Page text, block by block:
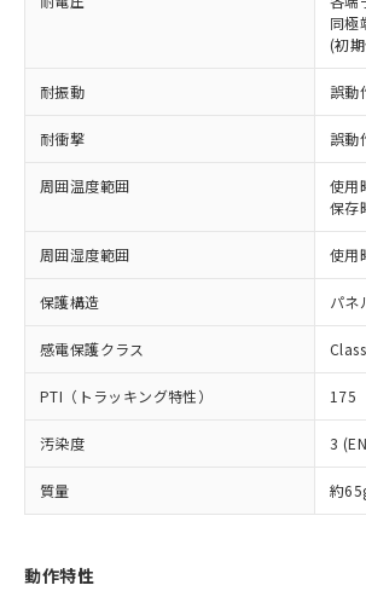
同極
(初
耐振動 誤動
耐衝撃 誤動
周囲温度範囲
使用
保存
周囲湿度範囲 使用
保護構造 パネ
感電保護クラス
PTI（トラッキング特性） 175
汚染度 3
質量 約
動作特性
在庫状況および標準価格照
記載している更新日時点で
タに基づき作成されるもの
覧された時点での実際の在
準価格とは異なる場合があ
正式な納期状況および標準
様のお取引先、またはお客
ムロン制御機器販売店・当
オムロン制御機器販売店や
販売ネットワーク
在庫状況および標準価格結果
事前の承諾なく第三者に漏
示しないようお願いします。
マイパーツ機能（部品リス
ビス）をご利用いただくに
メンバーズにご登録されて
むを得ず変更することがあります
六価クロム(Cr(Ⅵ)) 1000ppm以下、ポリ臭
類(PBB) 1000ppm以下、ポリ臭化ジフェ
(PBDE) 1000ppm以下、フタル酸ビス(2-エ
ル) (DEHP)(別名：DOP) 1000ppm以下、
ルベンジル（BBP） 1000ppm以下、フタ
（DBP） 1000ppm以下、フタル酸ジイ
適用除外項目は除く。
フタル酸エステル類の４物質については閾
図的な使用がないことを確認しています。
部品在庫の切り替え状況などに
月が前後することがあります。
「－」：未確認です。当社販売
*中国RoHS10物質の基準値 (GB/T26572)：
Pb(鉛) :1000ppm、 Hg(水銀) : 1000ppm
Cr(Ⅵ)(六価クロム) : 1000ppm、 PBBs(ポ
DBP(フタル酸ジブチル) : 1000ppm、
イソブチル) : 1000ppm、 BBP(フタル酸ブ
DEHP(フタル酸ビス(2-エチルヘキシル)) :
※2 環境保護使用期限
「ｅ」：有害物質（10物質）の
準値以下であることを示します。
「10」：通常の使用状況下にお
質が外部に漏えいし、環境に深
及ぼさない年数を意味します。
「－」：未確認です。当社販売部
い合わせください。
為替および外国貿易法に定
（以下｢規制貨物等」という
または国外への提供する場
国政府の輸出許可(または
可)を取得するなどの必要
当社は規制貨物を破棄する
全に破砕するなど、違法に
いよう必要な手段を講じま
当社は貴社製品を、核兵器
ル、化学兵器、生物兵器ま
武器並びにこれらの製造装
当社は、貴社製品を第三者に
場合は、上記1、2および3
該第三者に通知します。また
販売先および販売に係わる
法に輸出するおそれがある
り引きをいたしません。
一定数以上の在庫あり
一定数には満たないが
在庫なし(最新の在庫状
いては、お客様のお取
たはお客様担当のオム
機器販売店・当社販売
受注生産機種、また在
情報を公開していない